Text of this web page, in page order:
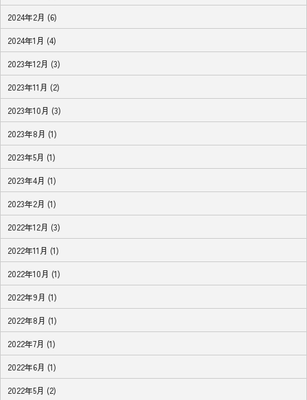
2024年2月 (6)
2024年1月 (4)
2023年12月 (3)
2023年11月 (2)
2023年10月 (3)
2023年8月 (1)
2023年5月 (1)
2023年4月 (1)
2023年2月 (1)
2022年12月 (3)
2022年11月 (1)
2022年10月 (1)
2022年9月 (1)
2022年8月 (1)
2022年7月 (1)
2022年6月 (1)
2022年5月 (2)